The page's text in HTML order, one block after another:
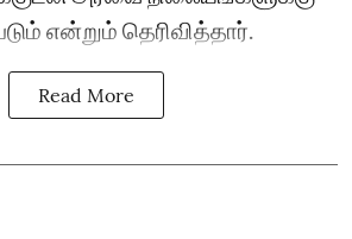
என்றும் தெரிவித்தார்.
Read More